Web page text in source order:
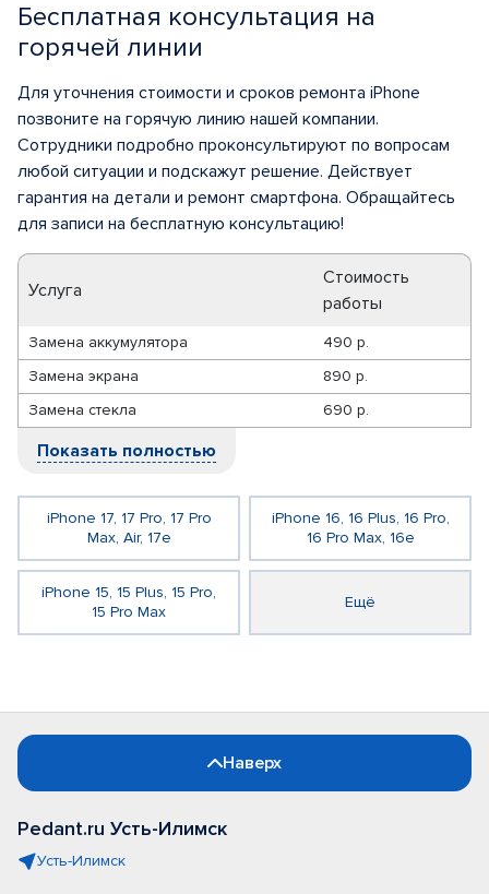
Бесплатная консультация на
горячей линии
Для уточнения стоимости и сроков ремонта iPhone
позвоните на горячую линию нашей компании.
Сотрудники подробно проконсультируют по вопросам
любой ситуации и подскажут решение. Действует
гарантия на детали и ремонт смартфона. Обращайтесь
для записи на бесплатную консультацию!
Услуга
Стоимость
работы
Замена аккумулятора
490 р.
Замена экрана
890 р.
Замена стекла
690 р.
Показать полностью
iPhone 17, 17 Pro, 17 Pro
Max, Air, 17e
iPhone 16, 16 Plus, 16 Pro,
16 Pro Max, 16e
iPhone 15, 15 Plus, 15 Pro,
15 Pro Max
Ещё
Наверх
Pedant.ru Усть-Илимск
Усть-Илимск